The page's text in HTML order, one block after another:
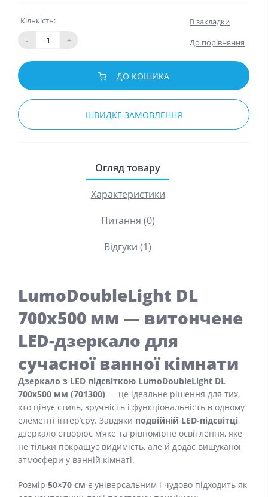
Кількість:
-
+
В закладки
До порівняння
ДО КОШИКА
ШВИДКЕ ЗАМОВЛЕННЯ
Огляд товару
Характеристики
Питання (0)
Відгуки (1)
LumoDoubleLight DL
700x500 мм — витончене
LED-дзеркало для
сучасної ванної кімнати
Дзеркало з LED підсвіткою LumoDoubleLight DL
700x500 мм (701300) — це ідеальне рішення для тих,
хто цінує стиль, зручність і функціональність в одному
елементі інтер’єру. Завдяки подвійній LED-підсвітці,
дзеркало створює м’яке та рівномірне освітлення, яке
не тільки покращує видимість, але й додає вишуканої
атмосфери у ванній кімнаті.
Розмір 50×70 см є універсальним і чудово підходить як